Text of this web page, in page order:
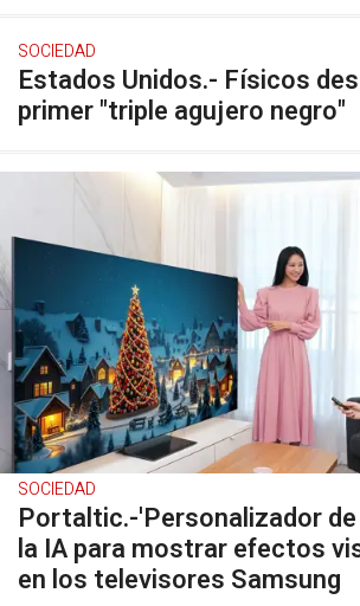
SOCIEDAD
Estados Unidos.- Físicos
primer "triple agujero negro"
SOCIEDAD
Portaltic.-'Personalizador
la IA para mostrar efectos
en los televisores Samsung